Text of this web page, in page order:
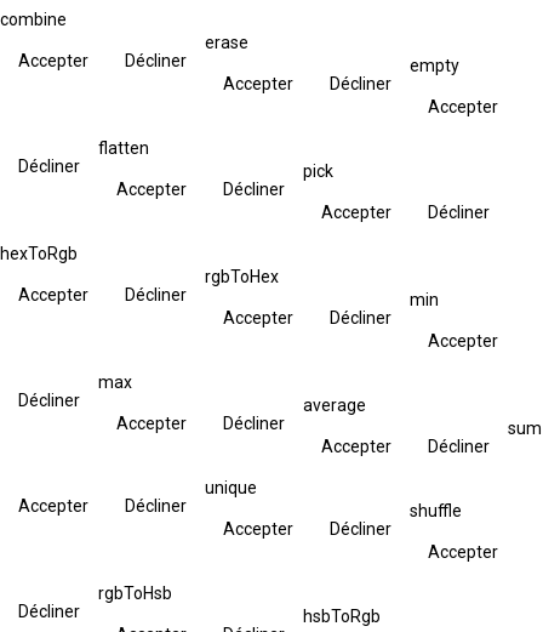
combine
Accepter Décliner
erase
Accepter Décliner
empty
Accepter
Décliner
flatten
Accepter Décliner
pick
Accepter Décliner
hexToRgb
Accepter Décliner
rgbToHex
Accepter Décliner
min
Accepter
Décliner
max
Accepter Décliner
average
Accepter Décliner
sum
Accepter Décliner
unique
Accepter Décliner
shuffle
Accepter
Décliner
rgbToHsb
hsbToRgb